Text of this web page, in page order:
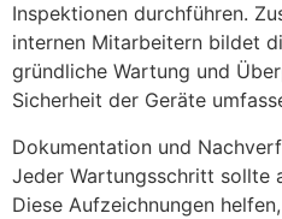
Inspektionen durchführen.
internen Mitarbeitern bildet
gründliche Wartung und
Sicherheit der Geräte
Dokumentation und
Jeder Wartungsschritt sollte
Diese Aufzeichnungen